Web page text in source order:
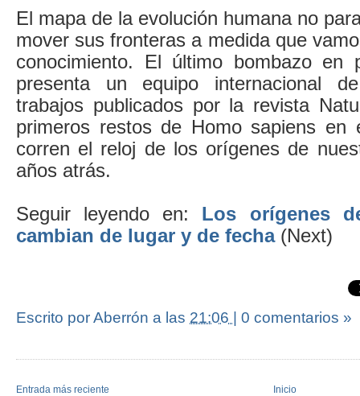
El mapa de la evolución humana no
mover sus fronteras a medida que
conocimiento. El último bombazo en
presenta un equipo internacional
trabajos publicados por la revista
primeros restos de Homo sapiens
corren el reloj de los orígenes de
años atrás.
Seguir leyendo en: Los orígenes
cambian de lugar y de fecha(Next)
Escrito por Aberrón a las 21:06 | 0 comentarios »
Entrada más reciente Inicio